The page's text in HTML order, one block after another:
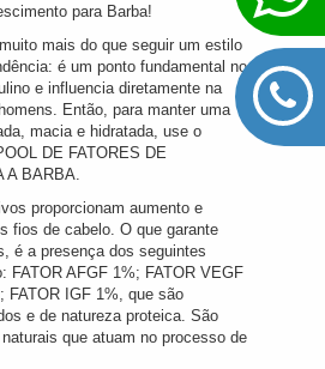
para Barba!
mais do que seguir um estilo
é um ponto fundamental no
e influencia diretamente na
Então, para manter uma
macia e hidratada, use o
DE FATORES DE
A BARBA.
proporcionam aumento e
fios de cabelo. O que garante
é a presença dos seguintes
FATOR AFGF 1%; FATOR VEGF
FATOR IGF 1%, que são
e de natureza proteica. São
que atuam no processo de